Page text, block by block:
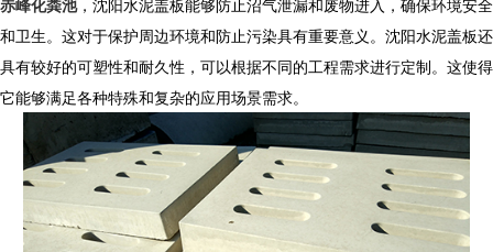
赤峰化粪池，沈阳水泥盖板能够防止沼气泄漏和废物进入，确保环境安全
和卫生。这对于保护周边环境和防止污染具有重要意义。沈阳水泥盖板还
具有较好的可塑性和耐久性，可以根据不同的工程需求进行定制。这使得
它能够满足各种特殊和复杂的应用场景需求。